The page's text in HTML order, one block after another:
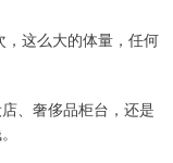
这么大的体量，任何
、奢侈品柜台，还是